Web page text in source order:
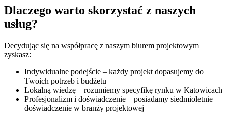
Dlaczego warto skorzystać z naszych
usług?
Decydując się na współpracę z naszym biurem projektowym
zyskasz:
Indywidualne podejście – każdy projekt dopasujemy do
Twoich potrzeb i budżetu
Lokalną wiedzę – rozumiemy specyfikę rynku w Katowicach
Profesjonalizm i doświadczenie – posiadamy siedmioletnie
doświadczenie w branży projektowej